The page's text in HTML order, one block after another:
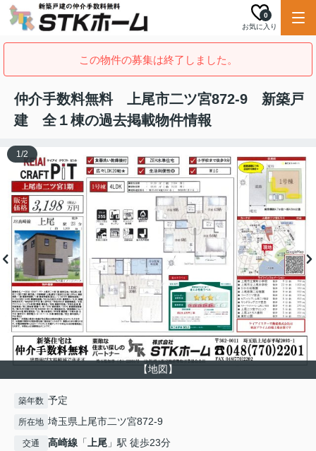
お気に入り
0
この物件の募集は終了しました。
仲介手数料無料 上尾市二ツ宮872-9 新築戸
建 全１棟の過去掲載物件情報
【地図】
1/2
築年数 予定
所在地 埼玉県上尾市二ツ宮872-9
交通 高崎線 「上尾 」駅 徒歩23分